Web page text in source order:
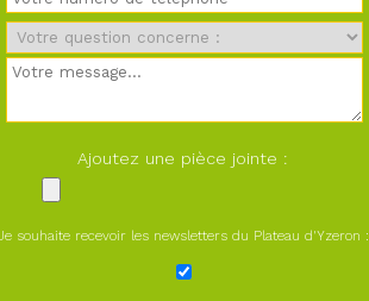
Ajoutez une pièce jointe :
souhaite recevoir les newsletters du Plateau d'Yzeron :